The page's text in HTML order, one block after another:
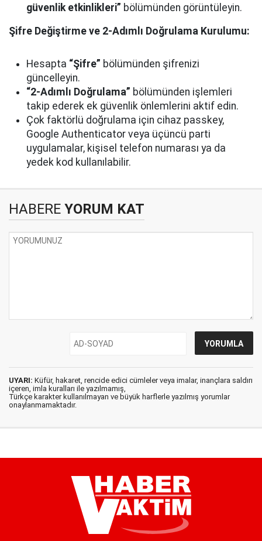
güvenlik etkinlikleri” bölümünden görüntüleyin.
Şifre Değiştirme ve 2-Adımlı Doğrulama Kurulumu:
Hesapta “Şifre” bölümünden şifrenizi
güncelleyin.
“2-Adımlı Doğrulama” bölümünden işlemleri
takip ederek ek güvenlik önlemlerini aktif edin.
Çok faktörlü doğrulama için cihaz passkey,
Google Authenticator veya üçüncü parti
uygulamalar, kişisel telefon numarası ya da
yedek kod kullanılabilir.
HABERE YORUM KAT
UYARI: Küfür, hakaret, rencide edici cümleler veya imalar, inançlara saldırı
içeren, imla kuralları ile yazılmamış,
Türkçe karakter kullanılmayan ve büyük harflerle yazılmış yorumlar
onaylanmamaktadır.